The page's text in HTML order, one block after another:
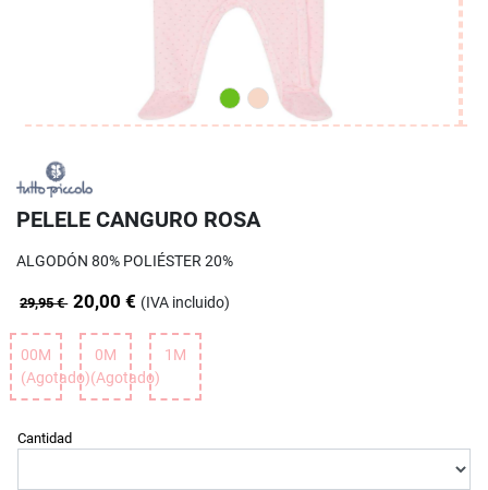
PELELE CANGURO ROSA
ALGODÓN 80% POLIÉSTER 20%
29,95 € 20,00 € (IVA incluido)
00M
(Agotado)
0M
(Agotado)
1M
Cantidad